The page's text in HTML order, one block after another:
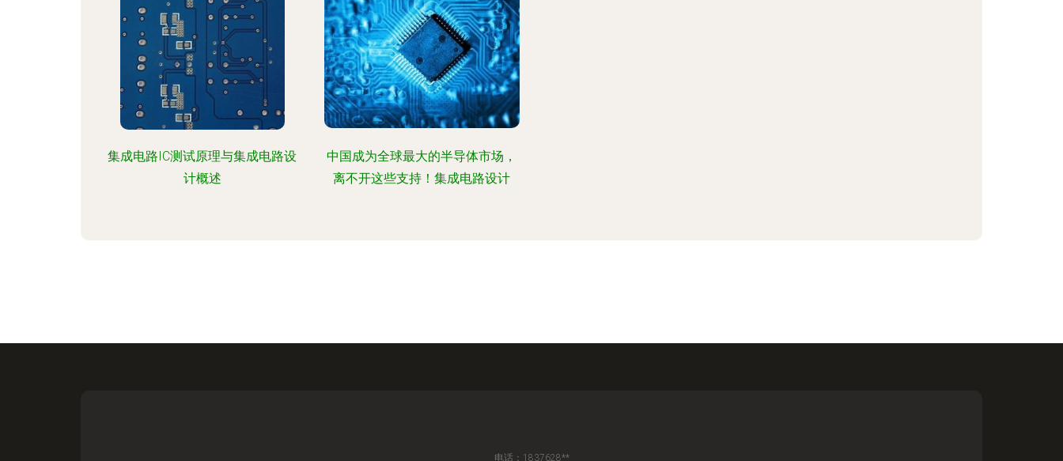
集成电路IC测试原理与集成电路设
计概述
中国成为全球最大的半导体市场，
离不开这些支持！集成电路设计
电话：1837628**